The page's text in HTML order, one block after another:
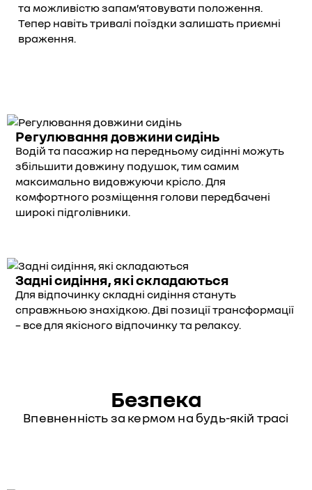
та можливістю запам’ятовувати положення.
Тепер навіть тривалі поїздки залишать приємні
враження.
Регулювання довжини сидінь
Водій та пасажир на передньому сидінні можуть
збільшити довжину подушок, тим самим
максимально видовжуючи крісло. Для
комфортного розміщення голови передбачені
широкі підголівники.
Задні сидіння, які складаються
Для відпочинку складні сидіння стануть
справжньою знахідкою. Дві позиції трансформації
– все для якісного відпочинку та релаксу.
Безпека
Впевненність за кермом на будь-якій трасі